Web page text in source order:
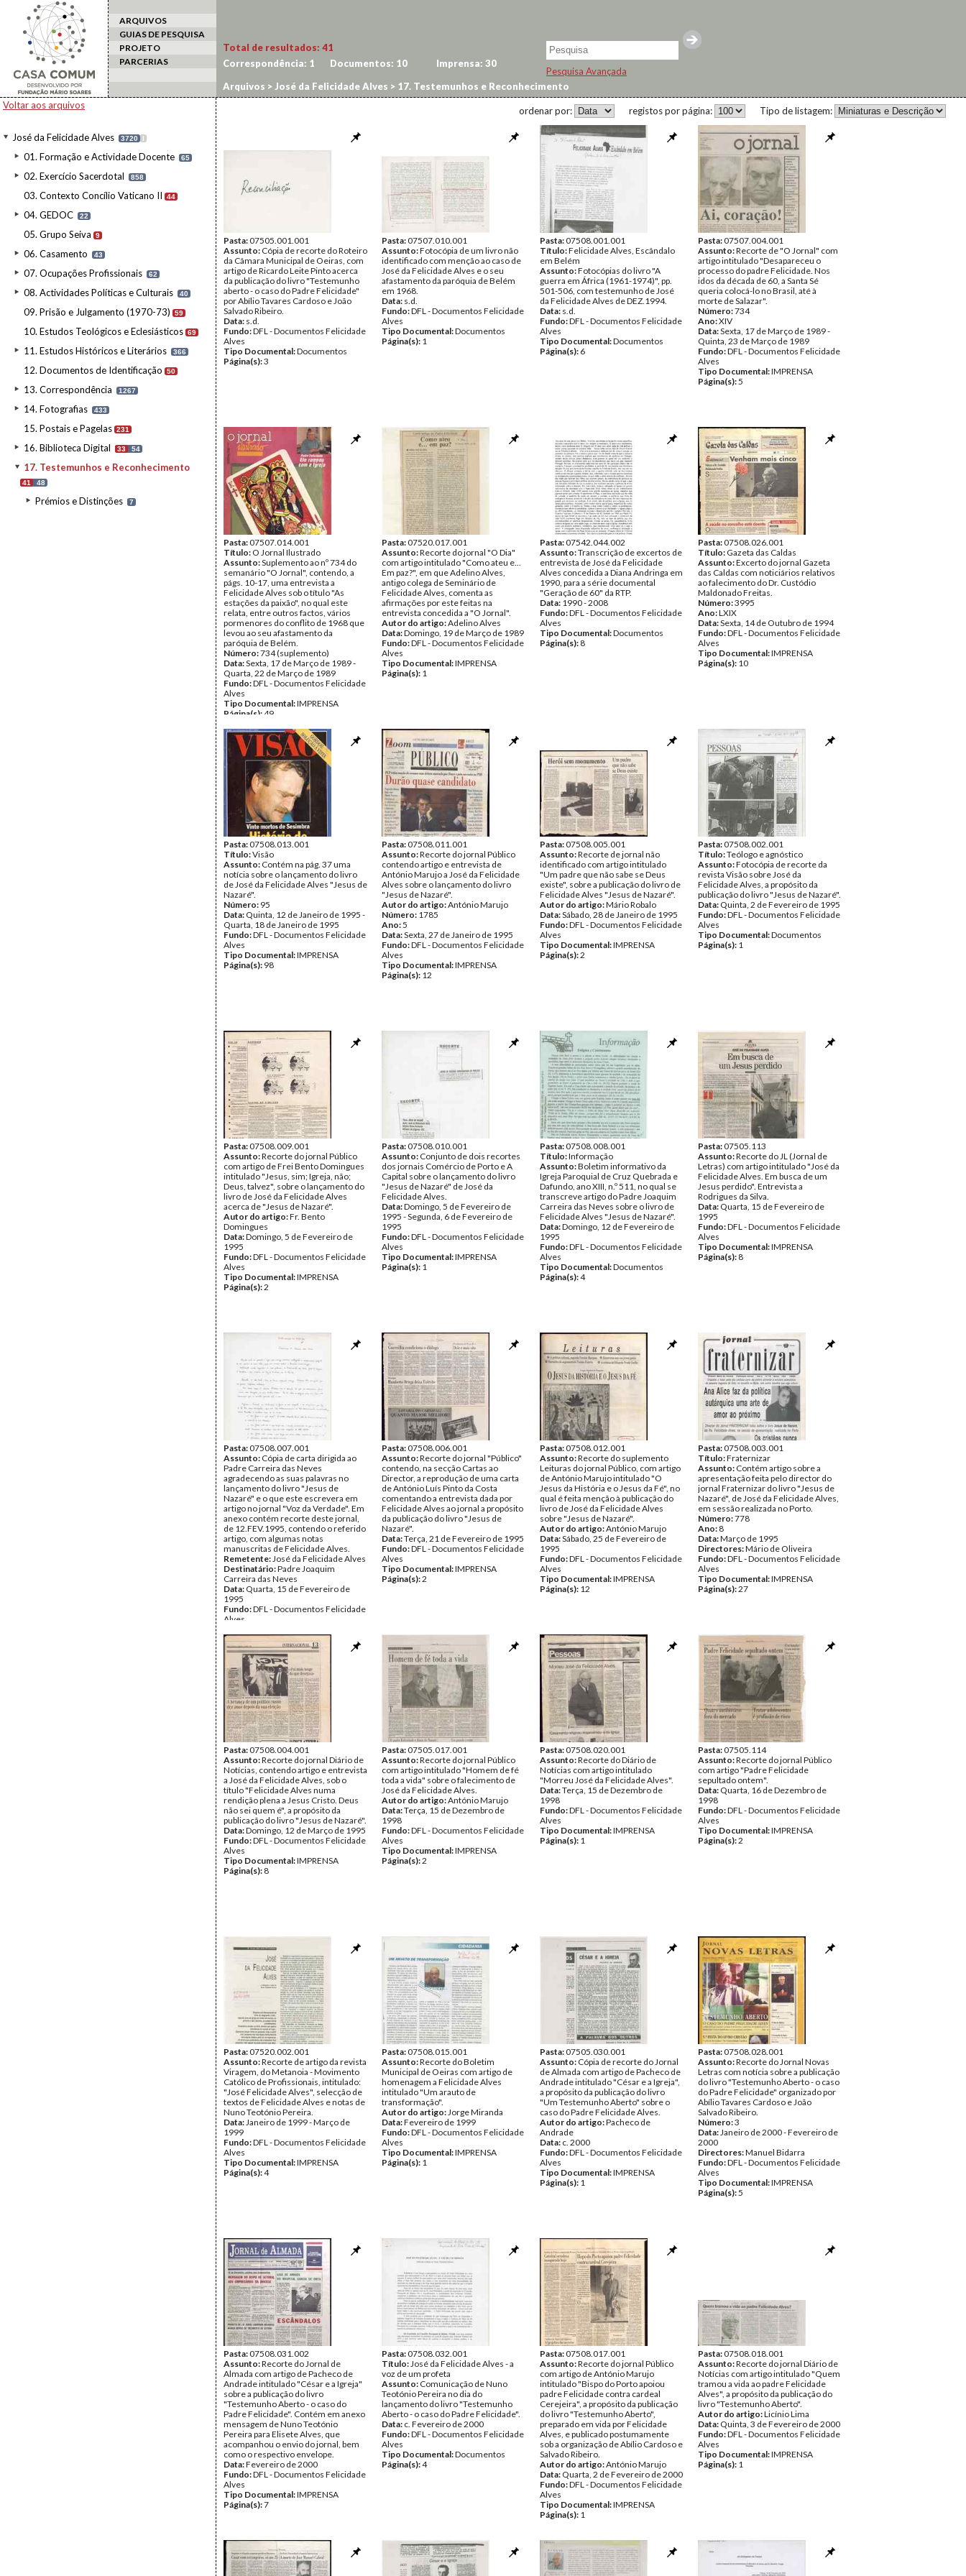
ARQUIVOS
GUIAS DE PESQUISA
PROJETO
PARCERIAS
Pesquisa Avançada
Voltar aos arquivos
José da Felicidade Alves 3720 I
01. Formação e Actividade Docente 65
02. Exercício Sacerdotal 858
03. Contexto Concílio Vaticano II 44
04. GEDOC 22
05. Grupo Seiva 9
06. Casamento 43
07. Ocupações Profissionais 62
08. Actividades Políticas e Culturais 40
09. Prisão e Julgamento (1970-73) 59
10. Estudos Teológicos e Eclesiásticos 69
11. Estudos Históricos e Literários 366
12. Documentos de Identificação 50
13. Correspondência 1267
14. Fotografias 433
15. Postais e Pagelas 231
16. Biblioteca Digital 33 54
17. Testemunhos e Reconhecimento
41 48
Prémios e Distinções 7
Total de resultados: 41
Correspondência: 1 Documentos: 10 Imprensa: 30
Arquivos > José da Felicidade Alves > 17. Testemunhos e Reconhecimento
Tipo de listagem:
registos por página:
ordenar por:
Pasta:07505.001.001
Assunto: Cópia de recorte do Roteiro
da Câmara Municipal de Oeiras, com
artigo de Ricardo Leite Pinto acerca
da publicação do livro "Testemunho
aberto - o caso do Padre Felicidade"
por Abílio Tavares Cardoso e João
Salvado Ribeiro.
Data: s.d.
Fundo:DFL - Documentos Felicidade
Alves
Tipo Documental:Documentos
Página(s):3
Pasta:07507.010.001
Assunto:Fotocópia de um livro não
identificado com menção ao caso de
José da Felicidade Alves e o seu
afastamento da paróquia de Belém
em 1968.
Data: s.d.
Fundo:DFL - Documentos Felicidade
Alves
Tipo Documental:Documentos
Página(s): 1
Pasta:07508.001.001
Título:Felicidade Alves, Escândalo
em Belém
Assunto:Fotocópias do livro "A
guerra em África (1961-1974)", pp.
501-506, com testemunho de José
da Felicidade Alves de DEZ.1994.
Data: s.d.
Fundo:DFL - Documentos Felicidade
Alves
Tipo Documental:Documentos
Página(s): 6
Pasta:07507.004.001
Assunto:Recorte de "O Jornal" com
artigo intitulado "Desapareceu o
processo do padre Felicidade. Nos
idos da década de 60, a Santa Sé
queria colocá-lo no Brasil, até à
morte de Salazar".
Número:734
Ano:XIV
Data:Sexta, 17 de Março de 1989 -
Quinta, 23 de Março de 1989
Fundo:DFL - Documentos Felicidade
Alves
Tipo Documental:IMPRENSA
Página(s):5
Pasta:07507.014.001
Título: O Jornal Ilustrado
Assunto:Suplemento ao nº 734 do
semanário "O Jornal", contendo, a
págs. 10-17, uma entrevista a
Felicidade Alves sob o título "As
estações da paixão", no qual este
relata, entre outros factos, vários
pormenores do conflito de 1968 que
levou ao seu afastamento da
paróquia de Belém.
Número:734 (suplemento)
Data:Sexta, 17 de Março de 1989 -
Quarta, 22 de Março de 1989
Fundo:DFL - Documentos Felicidade
Alves
Tipo Documental:IMPRENSA
Página(s): 49
Pasta:07520.017.001
Assunto:Recorte do jornal "O Dia"
com artigo intitulado "Como ateu e...
Em paz?", em que Adelino Alves,
antigo colega de Seminário de
Felicidade Alves, comenta as
afirmações por este feitas na
entrevista concedida a "O Jornal".
Autor do artigo:Adelino Alves
Data:Domingo, 19 de Março de 1989
Fundo:DFL - Documentos Felicidade
Alves
Tipo Documental:IMPRENSA
Página(s): 1
Pasta:07542.044.002
Assunto:Transcrição de excertos de
entrevista de José da Felicidade
Alves concedida a Diana Andringa em
1990, para a série documental
"Geração de 60" da RTP.
Data: 1990 - 2008
Fundo:DFL - Documentos Felicidade
Alves
Tipo Documental:Documentos
Página(s): 8
Pasta:07508.026.001
Título: Gazeta das Caldas
Assunto:Excerto do jornal Gazeta
das Caldas com noticiários relativos
ao falecimento do Dr. Custódio
Maldonado Freitas.
Número:3995
Ano:LXIX
Data:Sexta, 14 de Outubro de 1994
Fundo:DFL - Documentos Felicidade
Alves
Tipo Documental:IMPRENSA
Página(s): 10
Pasta:07508.013.001
Título:Visão
Assunto: Contém na pág. 37 uma
notícia sobre o lançamento do livro
de José da Felicidade Alves "Jesus de
Nazaré".
Número: 95
Data: Quinta, 12 de Janeiro de 1995 -
Quarta, 18 de Janeiro de 1995
Fundo:DFL - Documentos Felicidade
Alves
Tipo Documental:IMPRENSA
Página(s): 98
Pasta:07508.011.001
Assunto:Recorte do jornal Público
contendo artigo e entrevista de
António Marujo a José da Felicidade
Alves sobre o lançamento do livro
"Jesus de Nazaré".
Autor do artigo:António Marujo
Número: 1785
Ano:5
Data:Sexta, 27 de Janeiro de 1995
Fundo:DFL - Documentos Felicidade
Alves
Tipo Documental:IMPRENSA
Página(s): 12
Pasta:07508.005.001
Assunto:Recorte de jornal não
identificado com artigo intitulado
"Um padre que não sabe se Deus
existe", sobre a publicação do livro de
Felicidade Alves "Jesus de Nazaré".
Autor do artigo:Mário Robalo
Data:Sábado, 28 de Janeiro de 1995
Fundo:DFL - Documentos Felicidade
Alves
Tipo Documental:IMPRENSA
Página(s):2
Pasta:07508.002.001
Título:Teólogo e agnóstico
Assunto:Fotocópia de recorte da
revista Visão sobre José da
Felicidade Alves, a propósito da
publicação do livro "Jesus de Nazaré".
Data: Quinta, 2 de Fevereiro de 1995
Fundo:DFL - Documentos Felicidade
Alves
Tipo Documental:Documentos
Página(s): 1
Pasta:07508.009.001
Assunto:Recorte do jornal Público
com artigo de Frei Bento Domingues
intitulado "Jesus, sim; Igreja, não;
Deus, talvez", sobre o lançamento do
livro de José da Felicidade Alves
acerca de "Jesus de Nazaré".
Autor do artigo:Fr. Bento
Domingues
Data:Domingo, 5 de Fevereiro de
1995
Fundo:DFL - Documentos Felicidade
Alves
Tipo Documental:IMPRENSA
Página(s):2
Pasta:07508.010.001
Assunto: Conjunto de dois recortes
dos jornais Comércio de Porto e A
Capital sobre o lançamento do livro
"Jesus de Nazaré" de José da
Felicidade Alves.
Data:Domingo, 5 de Fevereiro de
1995 - Segunda, 6 de Fevereiro de
1995
Fundo:DFL - Documentos Felicidade
Alves
Tipo Documental:IMPRENSA
Página(s): 1
Pasta:07508.008.001
Título:Informação
Assunto:Boletim informativo da
Igreja Paroquial de Cruz Quebrada e
Dafundo, ano XIII, n.º 511, no qual se
transcreve artigo do Padre Joaquim
Carreira das Neves sobre o livro de
Felicidade Alves "Jesus de Nazaré".
Data:Domingo, 12 de Fevereiro de
1995
Fundo:DFL - Documentos Felicidade
Alves
Tipo Documental:Documentos
Página(s):4
Pasta:07505.113
Assunto:Recorte do JL (Jornal de
Letras) com artigo intitulado "José da
Felicidade Alves. Em busca de um
Jesus perdido". Entrevista a
Rodrigues da Silva.
Data: Quarta, 15 de Fevereiro de
1995
Fundo:DFL - Documentos Felicidade
Alves
Tipo Documental:IMPRENSA
Página(s): 8
Pasta:07508.007.001
Assunto: Cópia de carta dirigida ao
Padre Carreira das Neves
agradecendo as suas palavras no
lançamento do livro "Jesus de
Nazaré" e o que este escrevera em
artigo no jornal "Voz da Verdade". Em
anexo contém recorte deste jornal,
de 12.FEV.1995, contendo o referido
artigo, com algumas notas
manuscritas de Felicidade Alves.
Remetente:José da Felicidade Alves
Destinatário:Padre Joaquim
Carreira das Neves
Data: Quarta, 15 de Fevereiro de
1995
Fundo:DFL - Documentos Felicidade
Alves
Página(s):5
Pasta:07508.006.001
Assunto:Recorte do jornal "Público"
contendo, na secção Cartas ao
Director, a reprodução de uma carta
de António Luís Pinto da Costa
comentando a entrevista dada por
Felicidade Alves ao jornal a propósito
da publicação do livro "Jesus de
Nazaré".
Data:Terça, 21 de Fevereiro de 1995
Fundo:DFL - Documentos Felicidade
Alves
Tipo Documental:IMPRENSA
Página(s):2
Pasta:07508.012.001
Assunto:Recorte do suplemento
Leituras do jornal Público, com artigo
de António Marujo intitulado "O
Jesus da História e o Jesus da Fé", no
qual é feita menção à publicação do
livro de José da Felicidade Alves
sobre "Jesus de Nazaré".
Autor do artigo:António Marujo
Data:Sábado, 25 de Fevereiro de
1995
Fundo:DFL - Documentos Felicidade
Alves
Tipo Documental:IMPRENSA
Página(s): 12
Pasta:07508.003.001
Título:Fraternizar
Assunto: Contém artigo sobre a
apresentação feita pelo director do
jornal Fraternizar do livro "Jesus de
Nazaré", de José da Felicidade Alves,
em sessão realizada no Porto.
Número:778
Ano: 8
Data:Março de 1995
Directores:Mário de Oliveira
Fundo:DFL - Documentos Felicidade
Alves
Tipo Documental:IMPRENSA
Página(s):27
Pasta:07508.004.001
Assunto:Recorte do jornal Diário de
Notícias, contendo artigo e entrevista
a José da Felicidade Alves, sob o
título "Felicidade Alves numa
rendição plena a Jesus Cristo. Deus
não sei quem é", a propósito da
publicação do livro "Jesus de Nazaré".
Data:Domingo, 12 de Março de 1995
Fundo:DFL - Documentos Felicidade
Alves
Tipo Documental:IMPRENSA
Página(s): 8
Pasta:07505.017.001
Assunto:Recorte do jornal Público
com artigo intitulado "Homem de fé
toda a vida" sobre o falecimento de
José da Felicidade Alves.
Autor do artigo:António Marujo
Data:Terça, 15 de Dezembro de
1998
Fundo:DFL - Documentos Felicidade
Alves
Tipo Documental:IMPRENSA
Página(s):2
Pasta:07508.020.001
Assunto:Recorte do Diário de
Notícias com artigo intitulado
"Morreu José da Felicidade Alves".
Data:Terça, 15 de Dezembro de
1998
Fundo:DFL - Documentos Felicidade
Alves
Tipo Documental:IMPRENSA
Página(s): 1
Pasta:07505.114
Assunto:Recorte do jornal Público
com artigo "Padre Felicidade
sepultado ontem".
Data: Quarta, 16 de Dezembro de
1998
Fundo:DFL - Documentos Felicidade
Alves
Tipo Documental:IMPRENSA
Página(s):2
Pasta:07520.002.001
Assunto:Recorte de artigo da revista
Viragem, do Metanoia - Movimento
Católico de Profissionais, intitulado:
"José Felicidade Alves", selecção de
textos de Felicidade Alves e notas de
Nuno Teotónio Pereira.
Data:Janeiro de 1999 - Março de
1999
Fundo:DFL - Documentos Felicidade
Alves
Tipo Documental:IMPRENSA
Página(s):4
Pasta:07508.015.001
Assunto:Recorte do Boletim
Municipal de Oeiras com artigo de
homenagem a Felicidade Alves
intitulado "Um arauto de
transformação".
Autor do artigo:Jorge Miranda
Data:Fevereiro de 1999
Fundo:DFL - Documentos Felicidade
Alves
Tipo Documental:IMPRENSA
Página(s): 1
Pasta:07505.030.001
Assunto: Cópia de recorte do Jornal
de Almada com artigo de Pacheco de
Andrade intitulado "César e a Igreja",
a propósito da publicação do livro
"Um Testemunho Aberto" sobre o
caso do Padre Felicidade Alves.
Autor do artigo:Pacheco de
Andrade
Data: c. 2000
Fundo:DFL - Documentos Felicidade
Alves
Tipo Documental:IMPRENSA
Página(s): 1
Pasta:07508.028.001
Assunto:Recorte do Jornal Novas
Letras com notícia sobre a publicação
do livro "Testemunho Aberto - o caso
do Padre Felicidade" organizado por
Abílio Tavares Cardoso e João
Salvado Ribeiro.
Número:3
Data:Janeiro de 2000 - Fevereiro de
2000
Directores:Manuel Bidarra
Fundo:DFL - Documentos Felicidade
Alves
Tipo Documental:IMPRENSA
Página(s):5
Pasta:07508.031.002
Assunto:Recorte do Jornal de
Almada com artigo de Pacheco de
Andrade intitulado "César e a Igreja"
sobre a publicação do livro
"Testemunho Aberto - o caso do
Padre Felicidade". Contém em anexo
mensagem de Nuno Teotónio
Pereira para Elisete Alves, que
acompanhou o envio do jornal, bem
como o respectivo envelope.
Data:Fevereiro de 2000
Fundo:DFL - Documentos Felicidade
Alves
Tipo Documental:IMPRENSA
Página(s):7
Pasta:07508.032.001
Título:José da Felicidade Alves - a
voz de um profeta
Assunto: Comunicação de Nuno
Teotónio Pereira no dia do
lançamento do livro "Testemunho
Aberto - o caso do Padre Felicidade".
Data: c. Fevereiro de 2000
Fundo:DFL - Documentos Felicidade
Alves
Tipo Documental:Documentos
Página(s):4
Pasta:07508.017.001
Assunto:Recorte do jornal Público
com artigo de António Marujo
intitulado "Bispo do Porto apoiou
padre Felicidade contra cardeal
Cerejeira", a propósito da publicação
do livro "Testemunho Aberto",
preparado em vida por Felicidade
Alves, e publicado postumamente
sob a organização de Abílio Cardoso e
Salvado Ribeiro.
Autor do artigo:António Marujo
Data: Quarta, 2 de Fevereiro de 2000
Fundo:DFL - Documentos Felicidade
Alves
Tipo Documental:IMPRENSA
Página(s): 1
Pasta:07508.018.001
Assunto:Recorte do jornal Diário de
Notícias com artigo intitulado "Quem
tramou a vida ao padre Felicidade
Alves", a propósito da publicação do
livro "Testemunho Aberto".
Autor do artigo:Licínio Lima
Data: Quinta, 3 de Fevereiro de 2000
Fundo:DFL - Documentos Felicidade
Alves
Tipo Documental:IMPRENSA
Página(s): 1